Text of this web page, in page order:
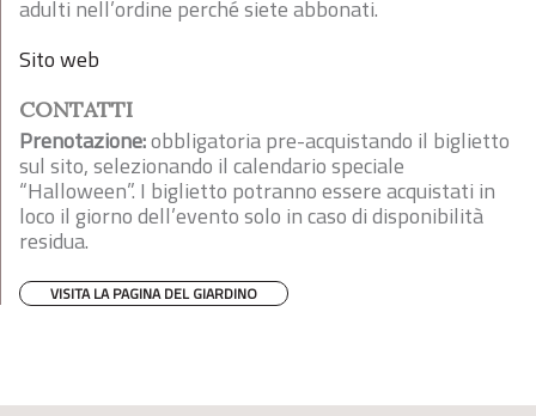
adulti nell’ordine perché siete abbonati.
Sito web
CONTATTI
Prenotazione:obbligatoria pre-acquistando il biglietto
sul sito, selezionando il calendario speciale
“Halloween”. I biglietto potranno essere acquistati in
loco il giorno dell’evento solo in caso di disponibilità
residua.
VISITA LA PAGINA DEL GIARDINO